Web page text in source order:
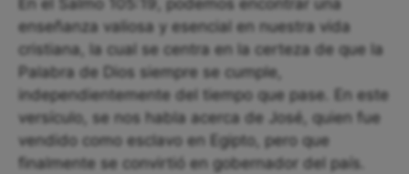
En el Salmo 105:19, podemos encontrar una
enseñanza valiosa y esencial en nuestra vida
cristiana, la cual se centra en la certeza de que la
Palabra de Dios siempre se cumple,
independientemente del tiempo que pase. En este
versículo, se nos habla acerca de José, quien fue
vendido como esclavo en Egipto, pero que
finalmente se convirtió en gobernador del país.